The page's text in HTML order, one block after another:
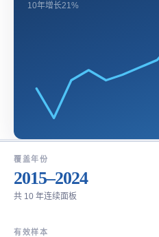
10年增长21%
覆盖年份
2015–2024
共 10 年连续面板
有效样本